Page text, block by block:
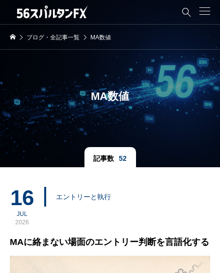

ブログ・全記事一覧 MA数値
MA数値
記事数 52
16
JUL
2026
エントリーと執行
MAに絡まない場面のエントリー判断を言語化する